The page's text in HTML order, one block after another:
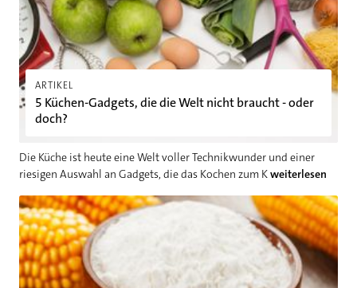
ARTIKEL
5 Küchen-Gadgets, die die Welt nicht braucht - oder
doch?
Die Küche ist heute eine Welt voller Technikwunder und einer
riesigen Auswahl an Gadgets, die das Kochen zum Kweiterlesen
Haushaltshelfer Speisestärke: 5 schlaue Einsatzmöglichkeiten